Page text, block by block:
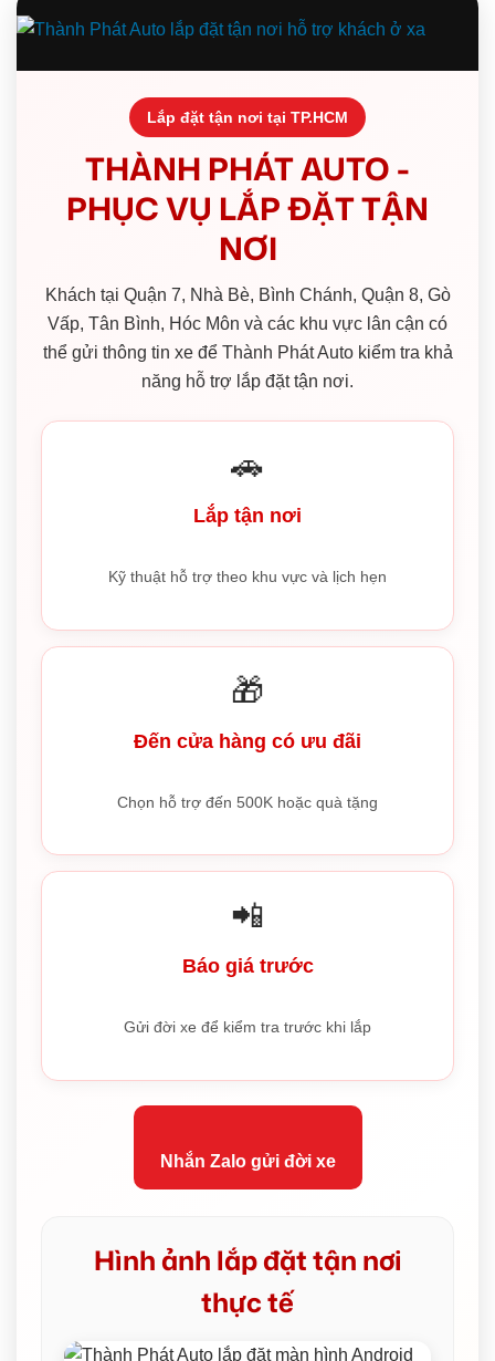
Lắp đặt tận nơi tại TP.HCM
THÀNH PHÁT AUTO -
PHỤC VỤ LẮP ĐẶT TẬN
NƠI
Khách tại Quận 7, Nhà Bè, Bình Chánh, Quận 8, Gò
Vấp, Tân Bình, Hóc Môn và các khu vực lân cận có
thể gửi thông tin xe để Thành Phát Auto kiểm tra khả
năng hỗ trợ lắp đặt tận nơi.
🚗
Lắp tận nơi
Kỹ thuật hỗ trợ theo khu vực và lịch hẹn
🎁
Đến cửa hàng có ưu đãi
Chọn hỗ trợ đến 500K hoặc quà tặng
📲
Báo giá trước
Gửi đời xe để kiểm tra trước khi lắp
Nhắn Zalo gửi đời xe
Hình ảnh lắp đặt tận nơi
thực tế